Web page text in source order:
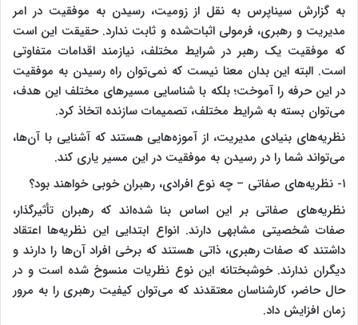
به گزارش سیناپرس به نقل از زومیت، رسیدن به موفقیت در امر
مدیریت و رهبری، فرمولی اثبات‌شده و ثابت ندارد. حقیقت این است
که موفقیت یک رهبر در شرایط مختلف، نیازمند اقدامات متفاوتی
است. البته این بدان معنا نیست که نمی‌توان راه رسیدن به موفقیت
در این حرفه را آموخت؛ بلکه با شناسایی مسیرهای مختلف این هدف،
می‌توان بسته به شرایط مختلف، تصمیمات سازنده اتخاذ کرد.
نظریه‌های بنیادی مدیریت، از آموزه‌هایی هستند که آشنایی با آن‌ها،
می‌تواند شما را در رسیدن به موفقیت در این مسیر یاری کند.
۱- نظریه‌های صفاتی – چه نوع افرادی، رهبران خوبی خواهند بود؟
نظریه‌های صفاتی بر این اساس بنا شده‌اند که رهبران تأثیرگذار،
صفات شخصیتی مشابهی دارند. انواع ابتدایی این نظریه‌ها اعتقاد
داشتند که صفات رهبری، ذاتی هستند که برخی افراد آن‌ها را دارند و
دیگران ندارند. خوشبختانه این نوع نظریات منسوخ‌ شده است و در
حال حاضر، کارشناسان معتقدند که می‌توان کیفیت رهبری را به مرور
زمان افزایش داد.